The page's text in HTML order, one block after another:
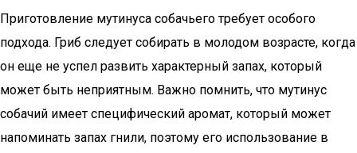
Приготовление мутинуса собачьего требует особого
подхода. Гриб следует собирать в молодом возрасте, когда
он еще не успел развить характерный запах, который
может быть неприятным. Важно помнить, что мутинус
собачий имеет специфический аромат, который может
напоминать запах гнили, поэтому его использование в